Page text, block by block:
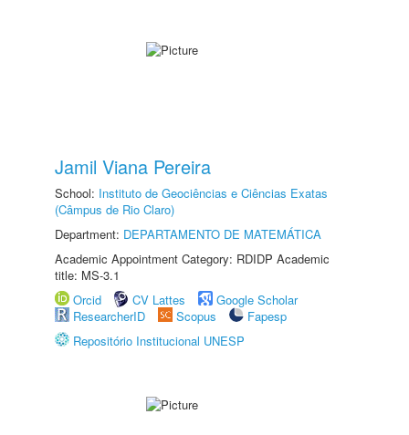
Jamil Viana Pereira
School: Instituto de Geociências e Ciências Exatas
(Câmpus de Rio Claro)
Department: DEPARTAMENTO DE MATEMÁTICA
Academic Appointment Category: RDIDP Academic
title: MS-3.1
Orcid
CV Lattes
Google Scholar
ResearcherID
Scopus
Fapesp
Repositório Institucional UNESP